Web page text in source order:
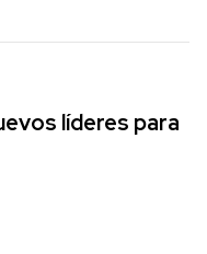
líderes para